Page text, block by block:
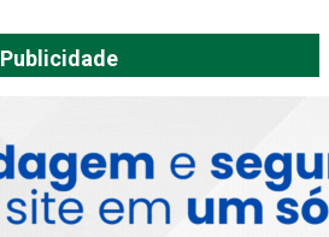
Publicidade